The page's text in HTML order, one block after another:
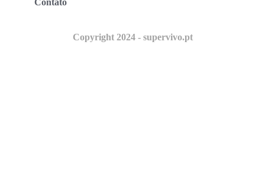
Contato
Copyright 2024 - supervivo.pt